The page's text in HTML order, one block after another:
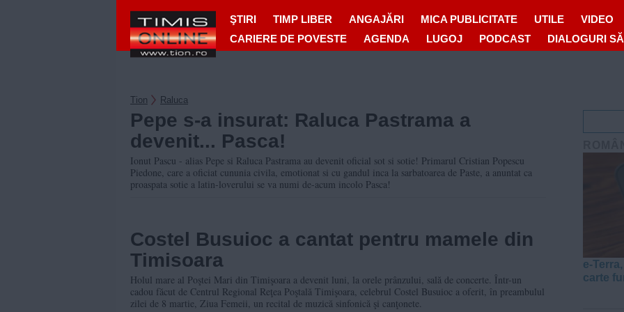
ŞTIRI TIMP LIBER ANGAJĂRI MICA PUBLICITATE UTILE
VIDEO
CARIERE DE POVESTE
AGENDA LUGOJ PODCAST DIALOGURI
Tion Raluca
Pepe s-a insurat: Raluca Pastrama a
devenit... Pasca!
Ionut Pascu - alias Pepe si Raluca Pastrama au devenit oficial sot si sotie! Primarul Cristian Popescu
Piedone, care a oficiat cununia civila, emotionat si cu gandul inca la sarbatoarea de Paste, a anuntat ca
proaspata sotie a latin-loverului se va numi de-acum incolo Pasca!
Costel Busuioc a cantat pentru mamele din
Timisoara
Holul mare al Poştei Mari din Timişoara a devenit luni, la orele prânzului, sală de concerte. Într-un
cadou făcut de Centrul Regional Reţea Poştală Timişoara, celebrul Costel Busuioc a oferit, în preambulul
zilei de 8 martie, Ziua Femeii, un recital de muzică sinfonică şi canţonete.
e-
carte